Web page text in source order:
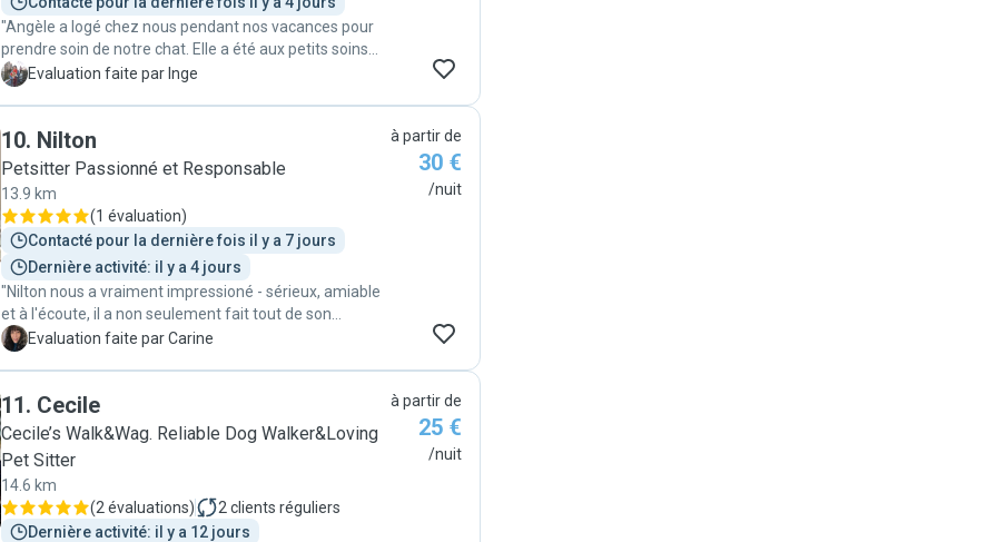
"Angèle a logé chez nous pendant nos vacances pour
prendre soin de notre chat. Elle a été aux petits soins
avec lui, y compris pour le promener en laisse et lui
l'appartement est bien sûr impeccable. Merci Angèle !"
I Evaluation faite par Inge
10. Nilton
Petsitter Passionné et Responsable
13.9 km
(1 évaluation)
Contacté pour la dernière fois il y a 7 jours
Dernière activité: il y a 4 jours
"Nilton nous a vraiment impressioné - sérieux, amiable
et à l'écoute, il a non seulement fait tout de son
possible pour que nos chats indoor restent dans leur
un état parfait et les chats contents :-). Nous
recommendons vivement Nilton et vont toujours lui
demander en premier lieu, de prendre soin de nos chats
lors des vacances. Loki et Yuki ont eu vraiment de la
chance d'avoir Nilton lors de notre petit séjour :-)! Merci
Nilton pour ton parfait engagement! Carine & Sandro"
C Evaluation faite par Carine
à partir de
30 €
/nuit
11. Cecile
Cecile’s Walk&Wag. Reliable Dog Walker&Loving
Pet Sitter
14.6 km
(2 évaluations) 2 clients réguliers
Dernière activité: il y a 12 jours
à partir de
25 €
/nuit